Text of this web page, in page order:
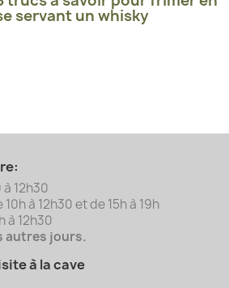
servant un whisky
12h30
à 12h30 et de 15h à 19h
à 12h30
autres jours.
à la cave